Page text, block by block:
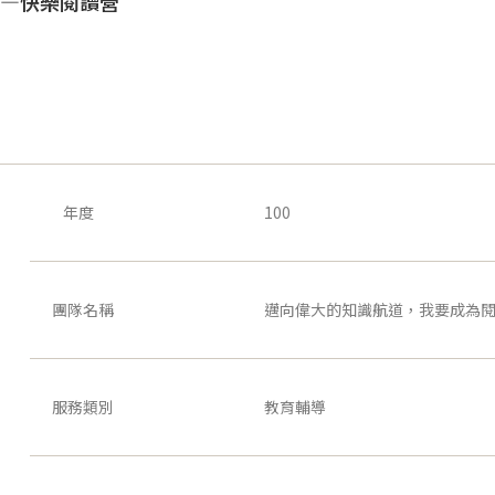
年度 100
團隊名稱 邁向偉大的知識航道，我要成為
服務類別 教育輔導